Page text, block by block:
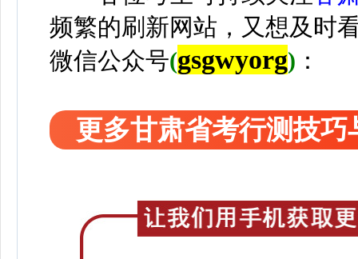
频繁的刷新网站，又想及时
微信公众号(gsgwyorg) ：
更多甘肃省考行测技巧